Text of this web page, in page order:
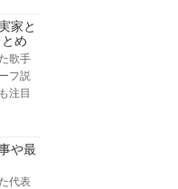
家と
め
歌手
フ説
注目
や最
代表